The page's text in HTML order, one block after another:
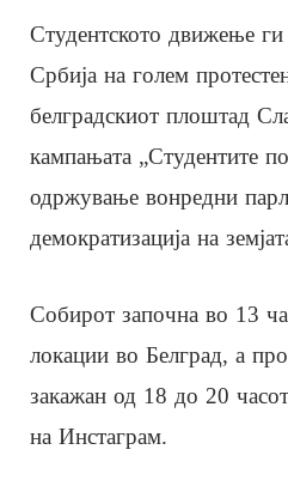
Студентското движење ги
Србија на голем
белградскиот плоштад
кампањата „Студентите
одржување вонредни
демократизација на
Собирот започна во 13
локации во Белград, а
закажан од 18 до 20
на Инстаграм.